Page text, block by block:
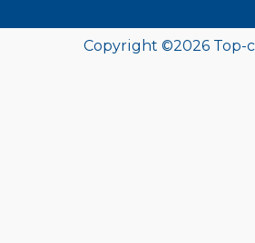
Copyright ©2026 Top-